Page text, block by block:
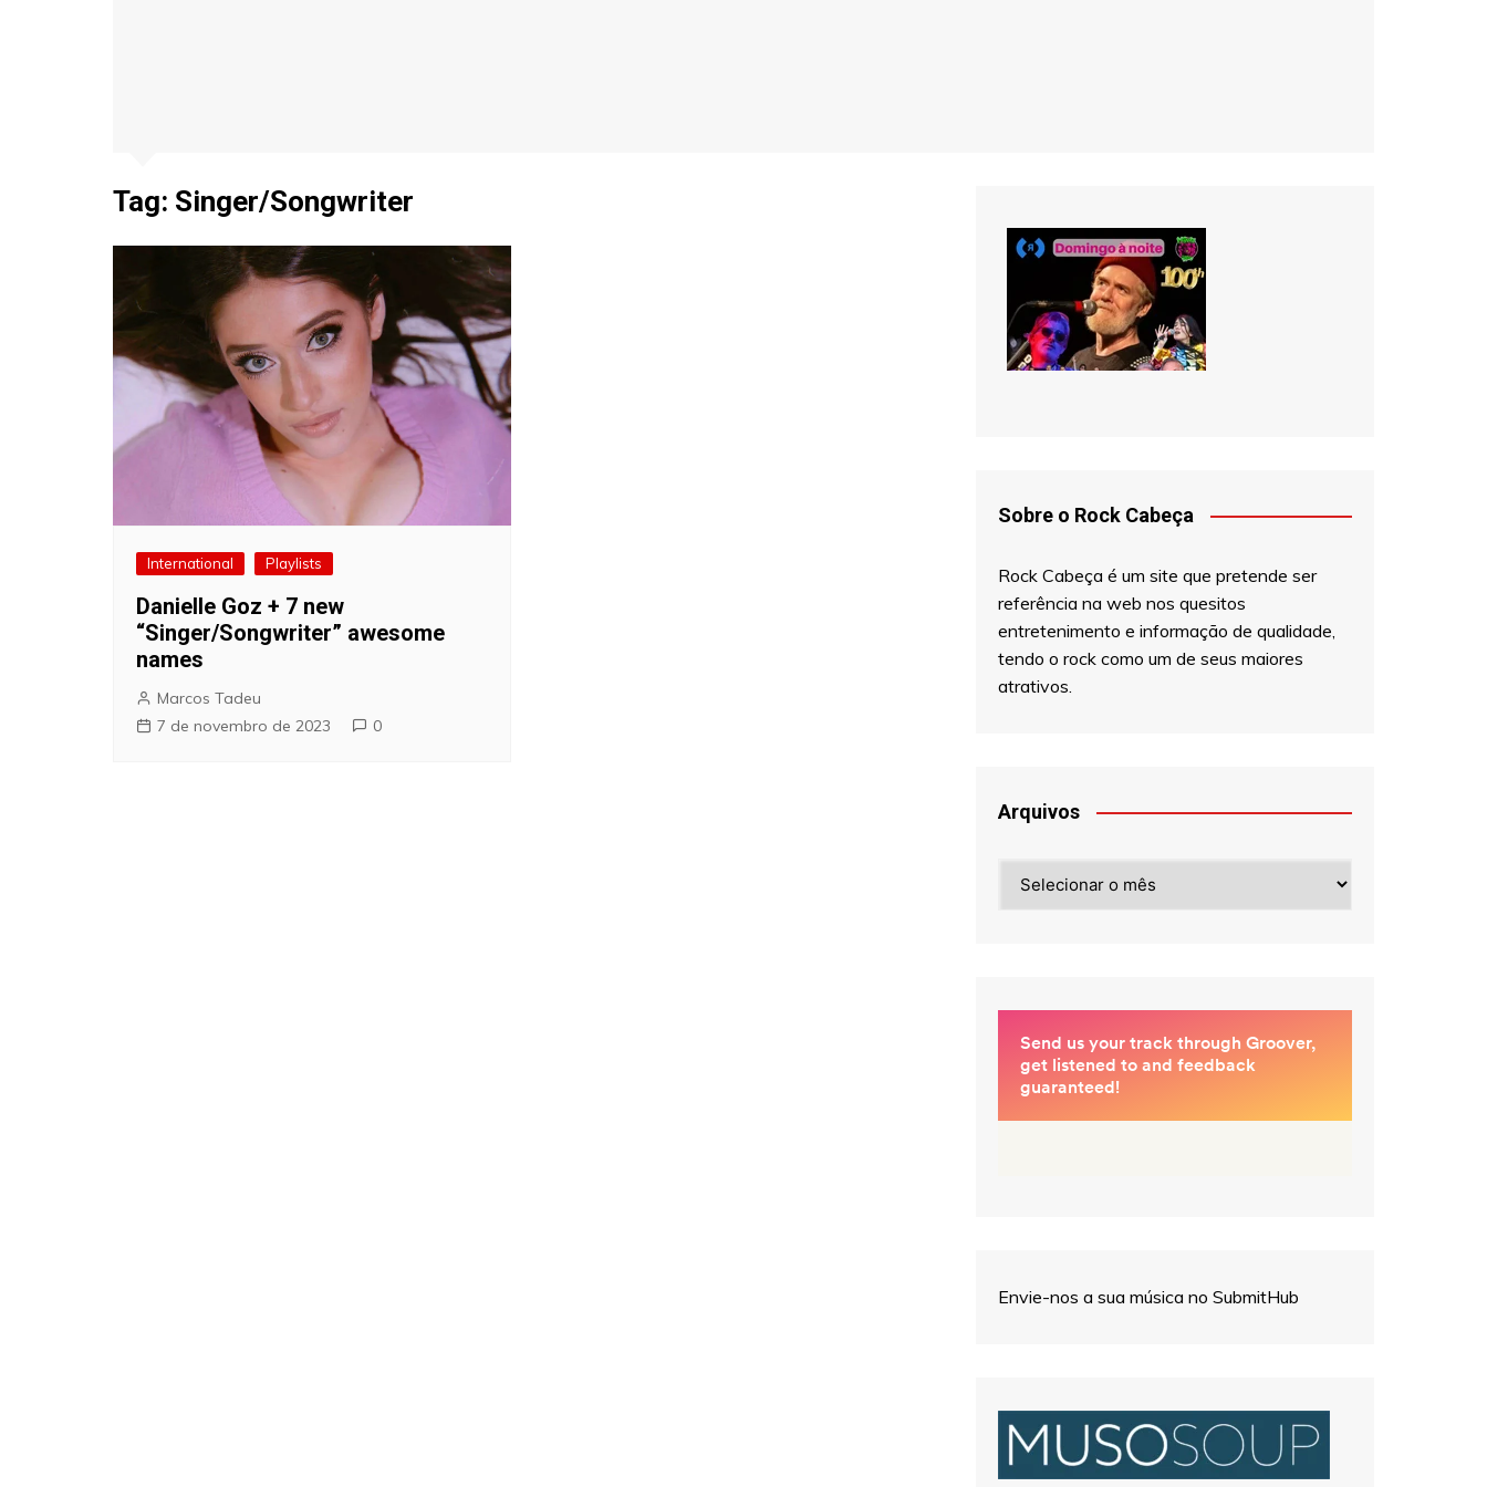
Tag: Singer/Songwriter
International Playlists
Danielle Goz + 7 new
“Singer/Songwriter” awesome
names
Marcos Tadeu
7 de novembro de 2023
0
Sobre o Rock Cabeça
Rock Cabeça é um site que pretende ser
referência na web nos quesitos
entretenimento e informação de qualidade,
tendo o rock como um de seus maiores
atrativos.
Arquivos
Envie-nos a sua música no SubmitHub